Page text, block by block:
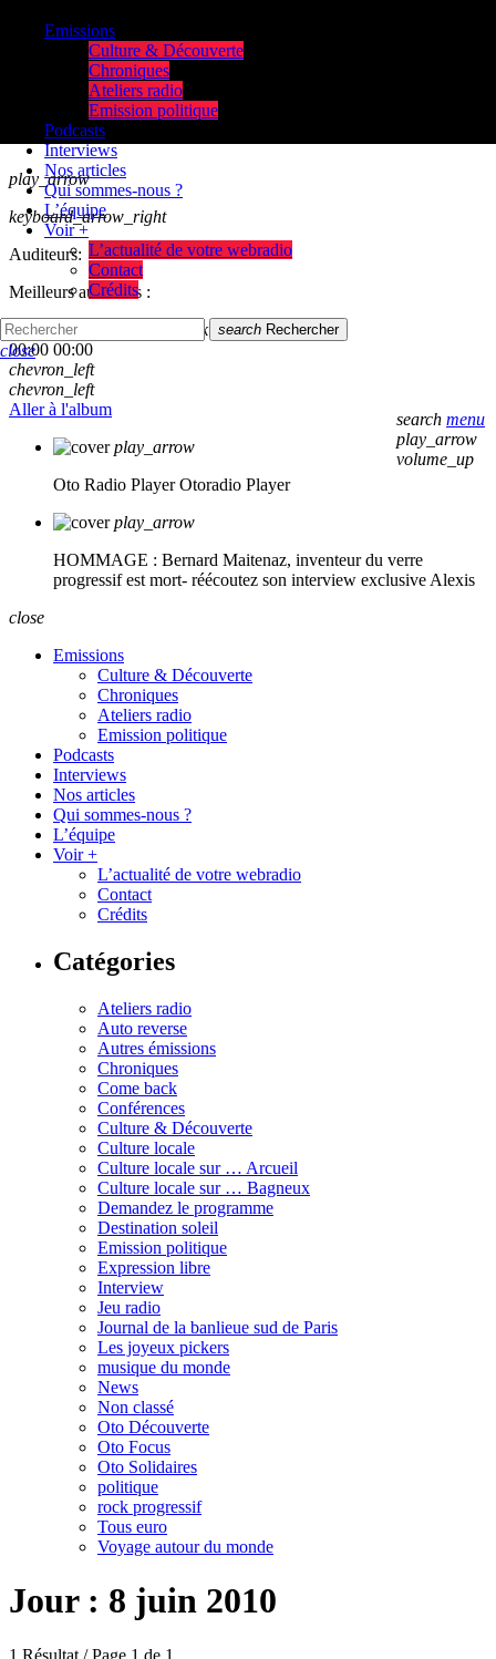
play_arrow
keyboard_arrow_right
Auditeurs:
Meilleurs auditeurs :
skip_previous
skip_next
00:00 00:00
chevron_left
chevron_left
Aller à l'album
play_arrow
Oto Radio Player Otoradio Player
play_arrow
HOMMAGE : Bernard Maitenaz, inventeur du verre
progressif est mort- réécoutez son interview exclusive Alexis
Emissions
Culture & Découverte
Chroniques
Ateliers radio
Emission politique
Podcasts
Interviews
Nos articles
Qui sommes-nous ?
L’équipe
Voir +
L’actualité de votre webradio
Contact
Crédits
search menu
play_arrow
volume_up
search Rechercher
close
close
Emissions
Culture & Découverte
Chroniques
Ateliers radio
Emission politique
Podcasts
Interviews
Nos articles
Qui sommes-nous ?
L’équipe
Voir +
L’actualité de votre webradio
Contact
Crédits
Catégories
Ateliers radio
Auto reverse
Autres émissions
Chroniques
Come back
Conférences
Culture & Découverte
Culture locale
Culture locale sur … Arcueil
Culture locale sur … Bagneux
Demandez le programme
Destination soleil
Emission politique
Expression libre
Interview
Jeu radio
Journal de la banlieue sud de Paris
Les joyeux pickers
musique du monde
News
Non classé
Oto Découverte
Oto Focus
Oto Solidaires
politique
rock progressif
Tous euro
Voyage autour du monde
Jour : 8 juin 2010
1 Résultat / Page 1 de 1